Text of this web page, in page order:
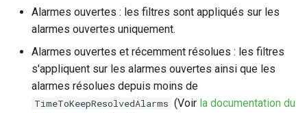
Alarmes ouvertes : les filtres sont appliqués sur les
alarmes ouvertes uniquement.
Alarmes ouvertes et récemment résolues : les filtres
s'appliquent sur les alarmes ouvertes ainsi que les
alarmes résolues depuis moins de
TimeToKeepResolvedAlarms (Voir la documentation du